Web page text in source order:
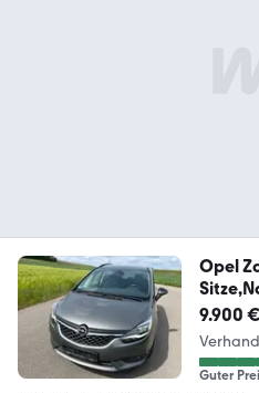
Opel
9.900 €
Guter